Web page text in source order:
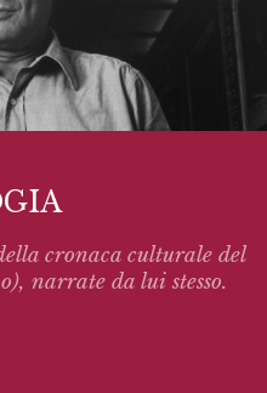
cronaca culturale del
narrate da lui stesso.